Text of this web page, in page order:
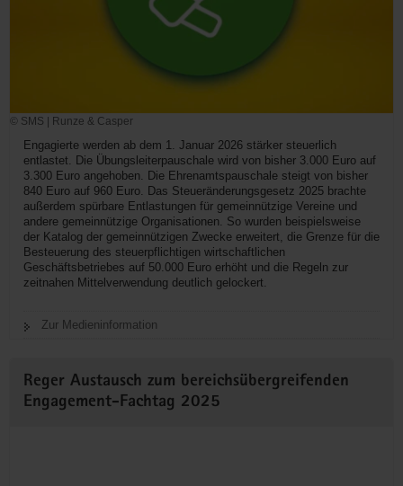
© SMS | Runze & Casper
Engagierte werden ab dem 1. Januar 2026 stärker steuerlich
entlastet. Die Übungsleiterpauschale wird von bisher 3.000 Euro auf
3.300 Euro angehoben. Die Ehrenamtspauschale steigt von bisher
840 Euro auf 960 Euro. Das Steueränderungsgesetz 2025 brachte
außerdem spürbare Entlastungen für gemeinnützige Vereine und
andere gemeinnützige Organisationen. So wurden beispielsweise
der Katalog der gemeinnützigen Zwecke erweitert, die Grenze für die
Besteuerung des steuerpflichtigen wirtschaftlichen
Geschäftsbetriebes auf 50.000 Euro erhöht und die Regeln zur
zeitnahen Mittelverwendung deutlich gelockert.
Zur Medieninformation
Reger Austausch zum bereichsübergreifenden
Engagement-Fachtag 2025